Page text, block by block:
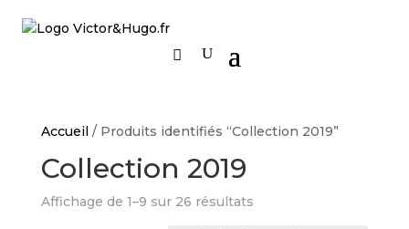
Accueil/ Produits identifiés “Collection 2019”
Collection 2019
Affichage de 1–9 sur 26 résultatsTrié